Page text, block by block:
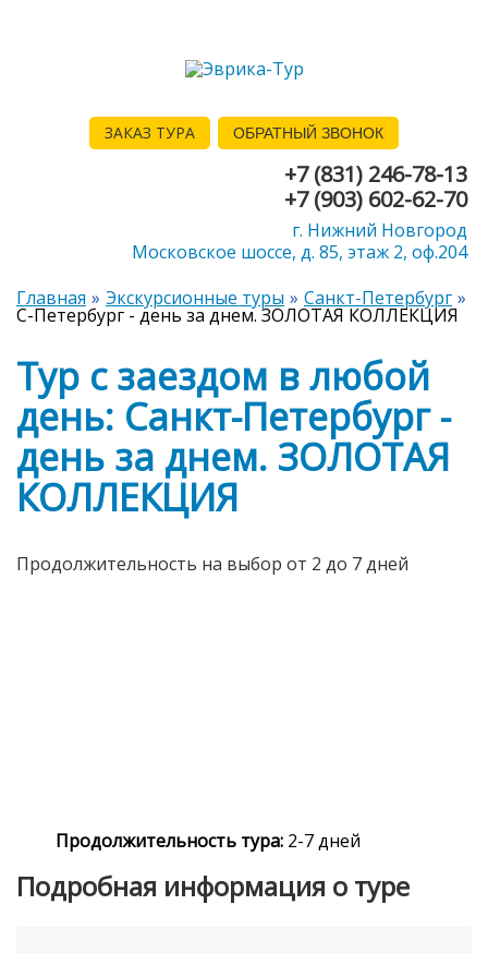
ЗАКАЗ ТУРА ОБРАТНЫЙ ЗВОНОК
+7 (831) 246-78-13
+7 (903) 602-62-70
г. Нижний Новгород
Московское шоссе, д. 85, этаж 2, оф.204
Главная
Экскурсионные туры Санкт-Петербург
С-Петербург - день за днем. ЗОЛОТАЯ КОЛЛЕКЦИЯ
Тур с заездом в любой
день: Санкт-Петербург -
день за днем. ЗОЛОТАЯ
КОЛЛЕКЦИЯ
Продолжительность на выбор от 2 до 7 дней
Продолжительность тура: 2-7 дней
Подробная информация о туре